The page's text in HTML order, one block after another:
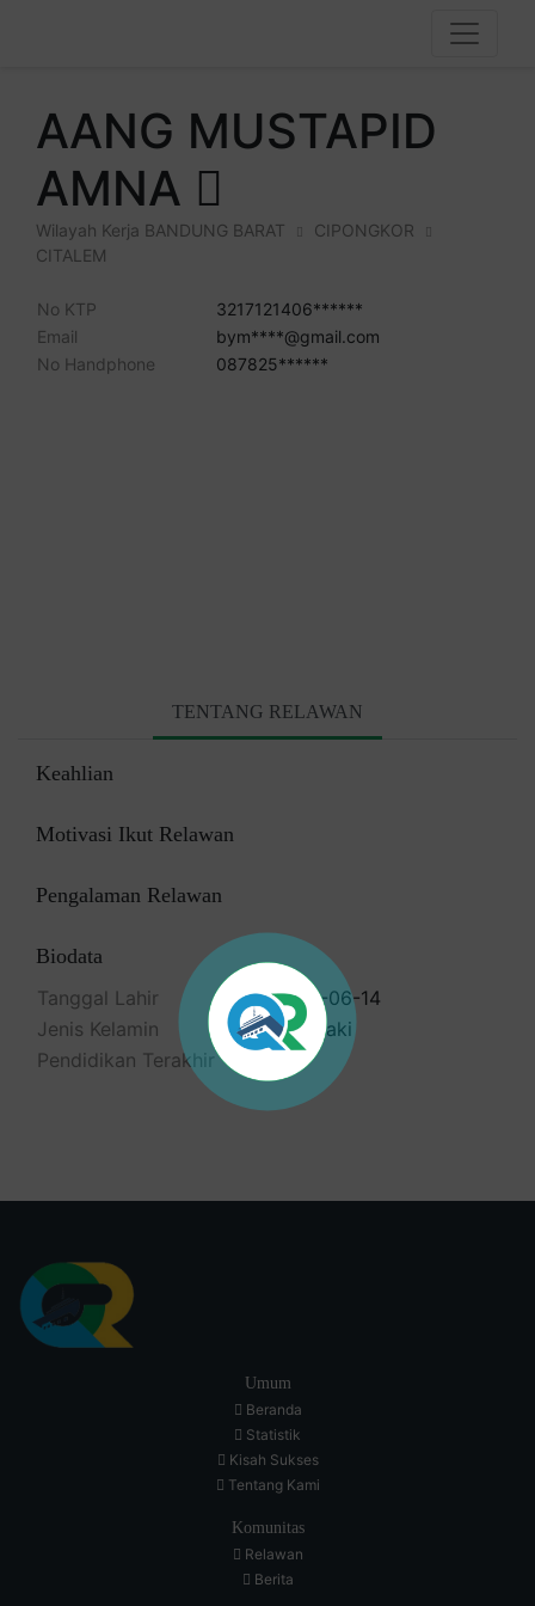
AANG MUSTAPID
AMNA
Wilayah Kerja BANDUNG BARAT
CIPONGKOR
CITALEM
No KTP
3217121406******
Email
bym****@gmail.com
No Handphone
087825******
TENTANG RELAWAN
Keahlian
Motivasi Ikut Relawan
Pengalaman Relawan
Biodata
Tanggal Lahir
1986-06-14
Jenis Kelamin
Laki-laki
Pendidikan Terakhir
Umum
Beranda
Statistik
Kisah Sukses
Tentang Kami
Komunitas
Relawan
Berita